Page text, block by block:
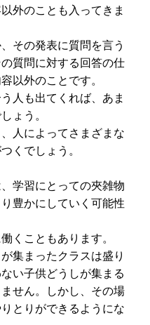
外のことも入ってきま
その発表に質問を言う
質問に対する回答の仕
以外のことです。
人も出てくれば、あま
ょう。
人によってさまざまな
くでしょう。
学習にとっての夾雑物
豊かにしていく可能性
くこともあります。
集まったクラスは盛り
い子供どうしが集まる
せん。しかし、その場
とりができるようにな